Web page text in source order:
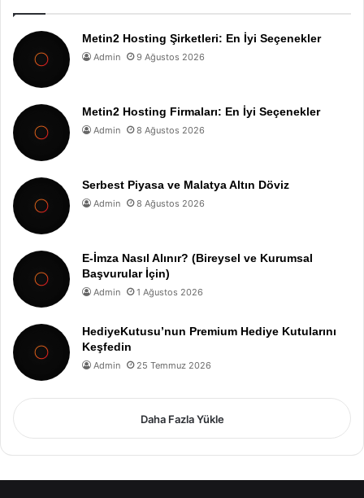
Metin2 Hosting Şirketleri: En İyi Seçenekler
Admin 9 Ağustos 2026
Metin2 Hosting Firmaları: En İyi Seçenekler
Admin 8 Ağustos 2026
Serbest Piyasa ve Malatya Altın Döviz
Admin 8 Ağustos 2026
E-İmza Nasıl Alınır? (Bireysel ve Kurumsal
Başvurular İçin)
Admin 1 Ağustos 2026
HediyeKutusu’nun Premium Hediye Kutularını
Keşfedin
Admin 25 Temmuz 2026
Daha Fazla Yükle